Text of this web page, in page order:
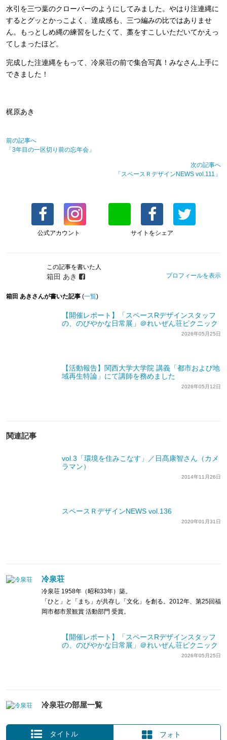
水引を三つ葉のクローバーのようにしてみました。やはり注連縄に
するとグッとかっこよく、達成感も、三つ編みの比ではありませ
ん。もっとしめ縄の練習をしたくて、藁をすこしいただいてかえっ
てしまったほど。
完成した注連縄をもって、冷泉荘の前で集合写真！みなさん上手に
できました！
梶原あき
前の記事へ
「3年目の一区切り前の忘年会」
次の記事へ
「スペースＲデザインNEWS vol.111」
公式アカウント サイトをシェア
この記事を書いた人
箱田 あき プロフィールを表示
箱田 あきさんが書いた記事 (一覧)
【開催レポート】「スペースRデザインスタッフ
の、のびやかな日常展」＠れいぜん荘ピクニック
2026年05月25日
【活動報告】関西大学大学院 講義「都市および地
域再生特論」にて講師を務めました
2026年05月12日
関連記事
vol.3「環境を住みこなす」／日髙康智さん（カメ
ラマン）
2014年11月26日
スペースＲデザインNEWS vol.136
2020年01月31日
冷泉荘
冷泉荘 1958年（昭和33年）築。
「ひと」と「まち」が共存し「文化」を創る。2012年、第25回福
岡市都市景観賞 活動部門 受賞。
【開催レポート】「スペースRデザインスタッフ
の、のびやかな日常展」＠れいぜん荘ピクニック
2026年05月25日
冷泉荘の部屋一覧
タイトル フォト